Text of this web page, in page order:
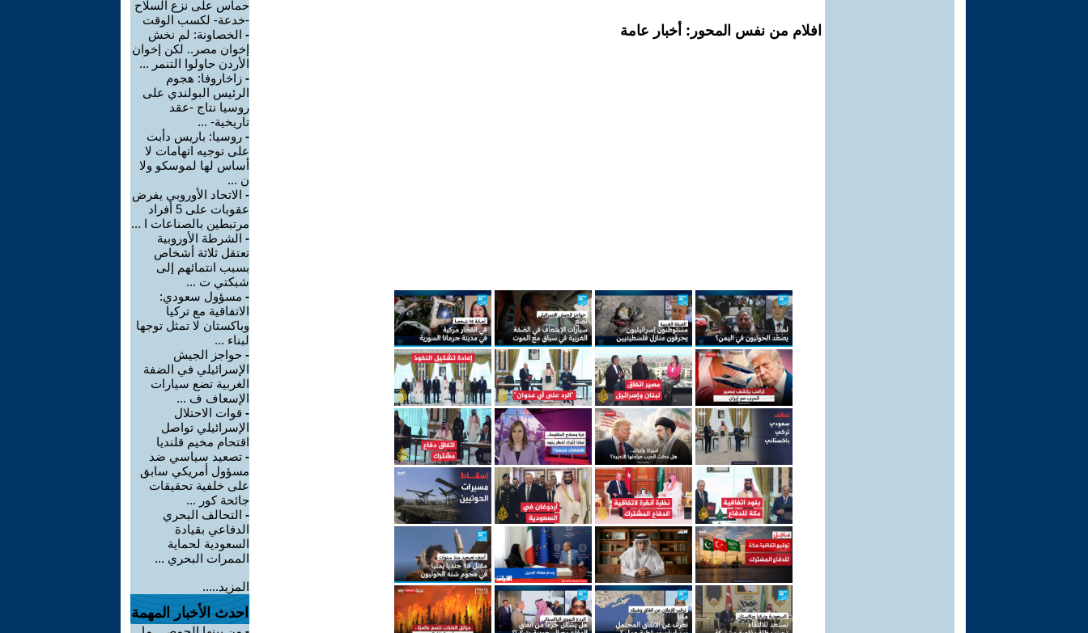
افلام من نفس المحور: أخبار عامة
حماس على نزع السلاح
-خدعة- لكسب الوقت
- الخصاونة: لم نخش
إخوان مصر.. لكن إخوان
الأردن حاولوا التنمر ...
- زاخاروفا: هجوم
الرئيس البولندي على
روسيا نتاج -عقد
تاريخية- ...
- روسيا: باريس دأبت
على توجيه اتهامات لا
أساس لها لموسكو ولا
ن ...
- الاتحاد الأوروبي يفرض
عقوبات على 5 أفراد
مرتبطين بالصناعات ا ...
- الشرطة الأوروبية
تعتقل ثلاثة أشخاص
بسبب انتمائهم إلى
شبكتي ت ...
- مسؤول سعودي:
الاتفاقية مع تركيا
وباكستان لا تمثل توجها
لبناء ...
- حواجز الجيش
الإسرائيلي في الضفة
الغربية تضع سيارات
الإسعاف ف ...
- قوات الاحتلال
الإسرائيلي تواصل
اقتحام مخيم قلنديا
- تصعيد سياسي ضد
مسؤول أمريكي سابق
على خلفية تحقيقات
جائحة كور ...
- التحالف البحري
الدفاعي بقيادة
السعودية لحماية
الممرات البحري ...
المزيد.....
احدث الأخبار المهمة